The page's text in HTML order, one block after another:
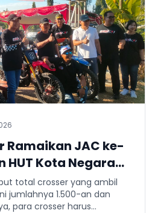
Ramaikan JAC ke-
HUT Kota Negara
total crosser yang ambil
jumlahnya 1.500-an dan
para crosser harus